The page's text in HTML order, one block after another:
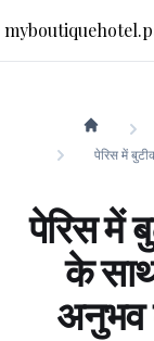
पेरिस में
पेरिस में
के
अनुभव